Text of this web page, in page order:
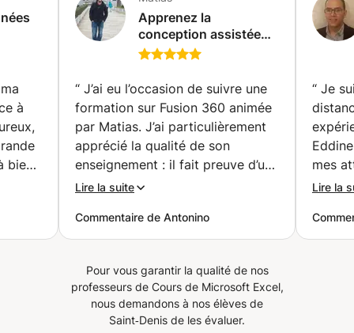
à
bien
Apprenez la
conception assistée
par ordinateur et
un expert passionné !
CATIA V5/V6,
Inventor, Fusion360,
FreeCAD. (Charleroi)
“ J’ai eu l’occasion de suivre une
formation sur Fusion 360 animée
par Matias. J’ai particulièrement
apprécié la qualité de son
enseignement : il fait preuve d’une
grande pédagogie, d’une écoute
patience. Ses explications sont
claires, structurées et adaptées
favorise une réelle progression.
Un formateur compétent et
bienveillant que je recommande
Lire la suite
Commentaire de Antonino
“ Je
Eddine. A tout de suite
mes
Lire la
Pour vous garantir la qualité de nos
professeurs de Cours de Microsoft Excel,
nous demandons à nos élèves de
Saint‑Denis de les évaluer.